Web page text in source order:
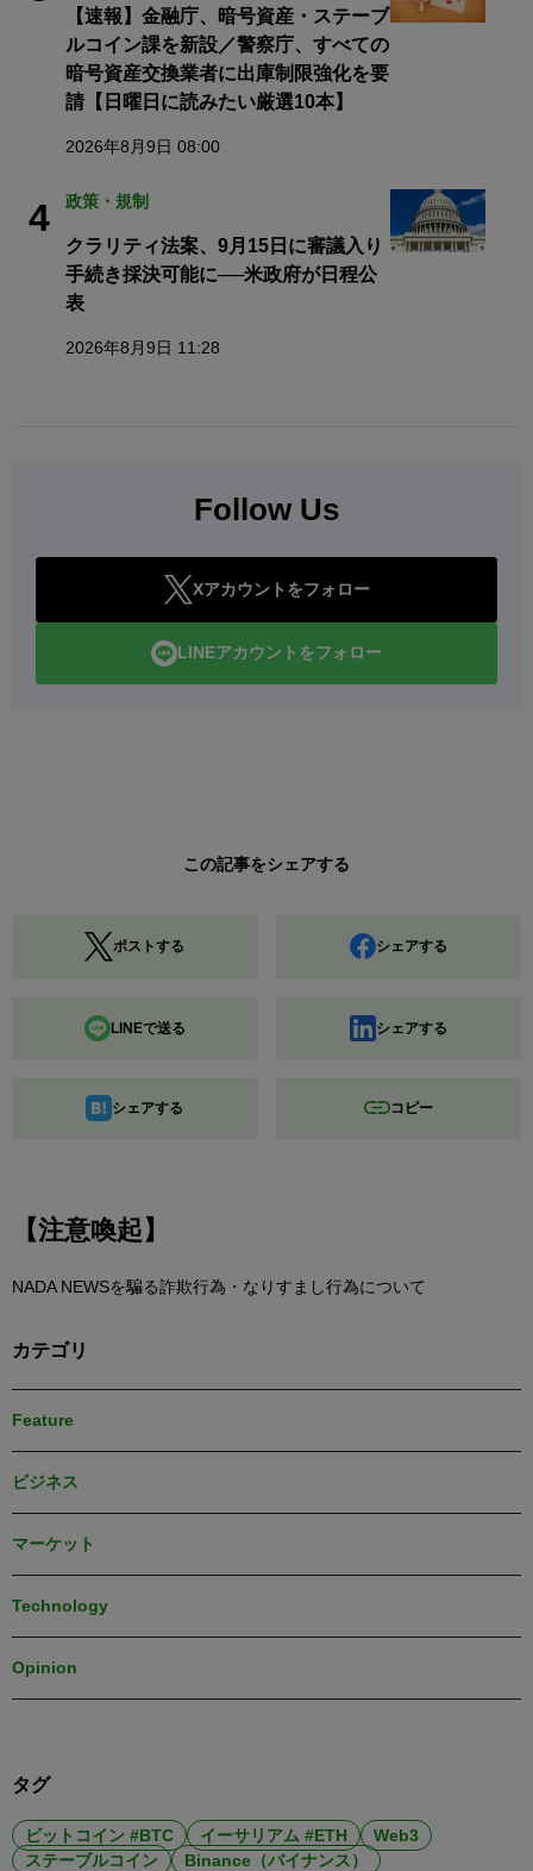
【速報】金融庁、暗号資産・ステーブ
ルコイン課を新設／警察庁、すべての
暗号資産交換業者に出庫制限強化を要
請【日曜日に読みたい厳選10本】
2026年8月9日 08:00
4 政策・規制
クラリティ法案、9月15日に審議入り
手続き採決可能に──米政府が日程公
表
2026年8月9日 11:28
Follow Us
Xアカウントをフォロー
LINEアカウントをフォロー
この記事をシェアする
ポストする シェアする
LINEで送る シェアする
シェアする コピー
【注意喚起】
NADA NEWSを騙る詐欺行為・なりすまし行為について
カテゴリ
Feature
ビジネス
マーケット
Technology
Opinion
タグ
ビットコイン #BTC イーサリアム #ETH
Web3
ステーブルコイン
Binance（バイナンス）